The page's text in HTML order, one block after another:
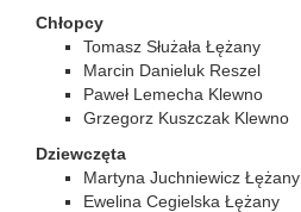
Chłopcy
Tomasz Służała Łężany
Marcin Danieluk Reszel
Paweł Lemecha Klewno
Grzegorz Kuszczak Klewno
Dziewczęta
Martyna Juchniewicz Łężany
Ewelina Cegielska Łężany